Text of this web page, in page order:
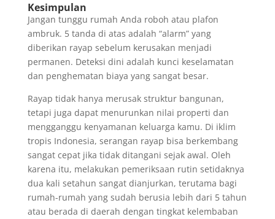
Kesimpulan
Jangan tunggu rumah Anda roboh atau plafon
ambruk. 5 tanda di atas adalah “alarm” yang
diberikan rayap sebelum kerusakan menjadi
permanen. Deteksi dini adalah kunci keselamatan
dan penghematan biaya yang sangat besar.
Rayap tidak hanya merusak struktur bangunan,
tetapi juga dapat menurunkan nilai properti dan
mengganggu kenyamanan keluarga kamu. Di iklim
tropis Indonesia, serangan rayap bisa berkembang
sangat cepat jika tidak ditangani sejak awal. Oleh
karena itu, melakukan pemeriksaan rutin setidaknya
dua kali setahun sangat dianjurkan, terutama bagi
rumah-rumah yang sudah berusia lebih dari 5 tahun
atau berada di daerah dengan tingkat kelembaban